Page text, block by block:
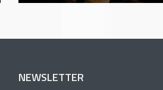
NEWSLETTER